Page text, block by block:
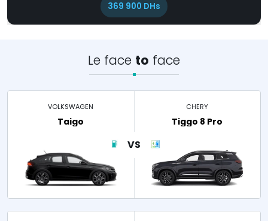
369 900 DHs
Le face to face
VOLKSWAGEN
Taigo
CHERY
Tiggo 8 Pro